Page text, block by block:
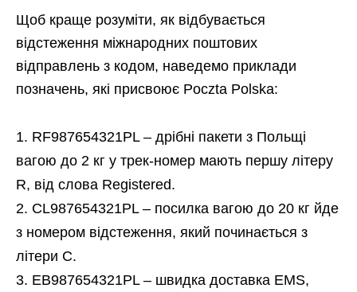
Щоб краще розуміти, як відбувається
відстеження міжнародних поштових
відправлень з кодом, наведемо приклади
позначень, які присвоює Poczta Polska:
RF987654321PL – дрібні пакети з Польщі
вагою до 2 кг у трек-номер мають першу літеру
R, від слова Registered.
CL987654321PL – посилка вагою до 20 кг йде
з номером відстеження, який починається з
літери C.
EB987654321PL – швидка доставка EMS,